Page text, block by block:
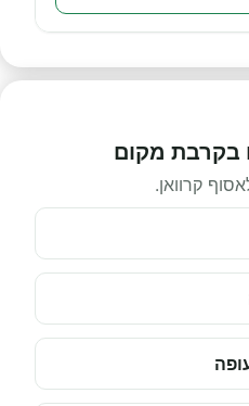
בקרבת מקום
קרוואן.